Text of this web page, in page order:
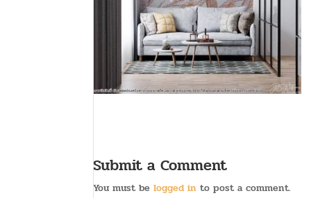
Submit a Comment
You must belogged in to post a comment.